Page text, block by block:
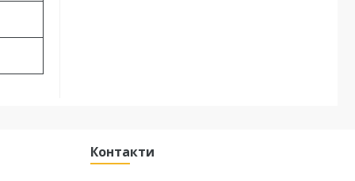
Контакти